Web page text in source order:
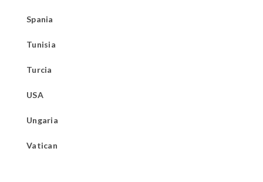
Spania
Tunisia
Turcia
USA
Ungaria
Vatican